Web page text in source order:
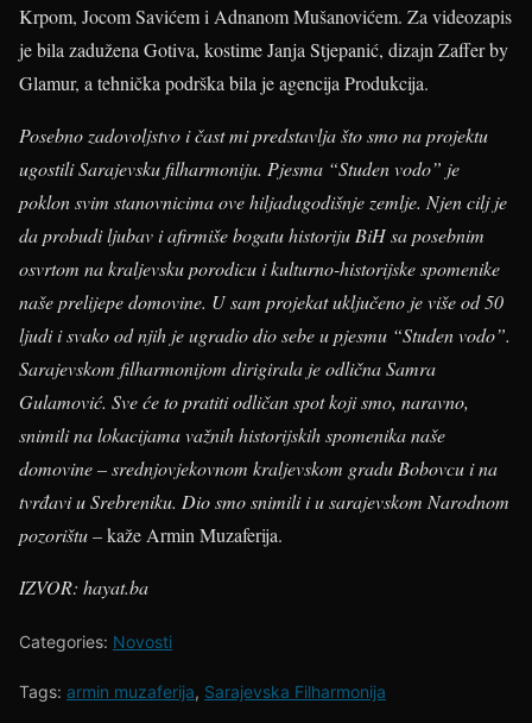
Krpom, Jocom Savićem i Adnanom Mušanovićem. Za videozapis
je bila zadužena Gotiva, kostime Janja Stjepanić, dizajn Zaffer by
Glamur, a tehnička podrška bila je agencija Produkcija.
Posebno zadovoljstvo i čast mi predstavlja što smo na projektu
ugostili Sarajevsku filharmoniju. Pjesma “Studen vodo” je
poklon svim stanovnicima ove hiljadugodišnje zemlje. Njen cilj je
da probudi ljubav i afirmiše bogatu historiju BiH sa posebnim
osvrtom na kraljevsku porodicu i kulturno-historijske spomenike
naše prelijepe domovine. U sam projekat uključeno je više od 50
ljudi i svako od njih je ugradio dio sebe u pjesmu “Studen vodo”.
Sarajevskom filharmonijom dirigirala je odlična Samra
Gulamović. Sve će to pratiti odličan spot koji smo, naravno,
snimili na lokacijama važnih historijskih spomenika naše
domovine – srednjovjekovnom kraljevskom gradu Bobovcu i na
tvrđavi u Srebreniku. Dio smo snimili i u sarajevskom Narodnom
pozorištu– kaže Armin Muzaferija.
IZVOR: hayat.ba
Categories: Novosti
Tags: armin muzaferija, Sarajevska Filharmonija